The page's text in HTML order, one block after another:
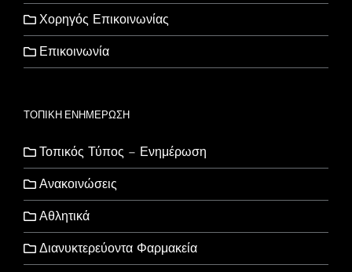
Χορηγός Επικοινωνίας
Επικοινωνία
ΤΟΠΙΚΗ ΕΝΗΜΕΡΩΣΗ
Τοπικός Τύπος – Ενημέρωση
Ανακοινώσεις
Αθλητικά
Διανυκτερεύοντα Φαρμακεία